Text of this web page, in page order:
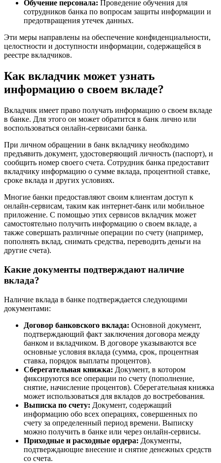
Обучение персонала: Проведение обучения для
сотрудников банка по вопросам защиты информации и
предотвращения утечек данных.
Эти меры направлены на обеспечение конфиденциальности,
целостности и доступности информации, содержащейся в
реестре вкладчиков.
Как вкладчик может узнать
информацию о своем вкладе?
Вкладчик имеет право получать информацию о своем вкладе
в банке. Для этого он может обратится в банк лично или
воспользоваться онлайн-сервисами банка.
При личном обращении в банк вкладчику необходимо
предъявить документ, удостоверяющий личность (паспорт), и
сообщить номер своего счета. Сотрудник банка предоставит
вкладчику информацию о сумме вклада, процентной ставке,
сроке вклада и других условиях.
Многие банки предоставляют своим клиентам доступ к
онлайн-сервисам, таким как интернет-банк или мобильное
приложение. С помощью этих сервисов вкладчик может
самостоятельно получить информацию о своем вкладе, а
также совершать различные операции по счету (например,
пополнять вклад, снимать средства, переводить деньги на
другие счета).
Какие документы подтверждают наличие
вклада?
Наличие вклада в банке подтверждается следующими
документами:
Договор банковского вклада: Основной документ,
подтверждающий факт заключения договора между
банком и вкладчиком. В договоре указываются все
основные условия вклада (сумма, срок, процентная
ставка, порядок выплаты процентов).
Сберегательная книжка: Документ, в котором
фиксируются все операции по счету (пополнение,
снятие, начисление процентов). Сберегательная книжка
может использоваться для вкладов до востребования.
Выписка по счету: Документ, содержащий
информацию обо всех операциях, совершенных по
счету за определенный период времени. Выписку
можно получить в банке или через онлайн-сервисы.
Приходные и расходные ордера: Документы,
подтверждающие внесение и снятие денежных средств
со счета.